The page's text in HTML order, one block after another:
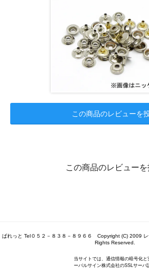
この商品のレビューを
この商品のレビュー
ぱれっと Tel０５２－８３８－８９６６ Copyright (C) 2009
Rights Reserved.
当サイトでは、通信情報の暗号化
ーバルサイン株式会社のSSLサーバ